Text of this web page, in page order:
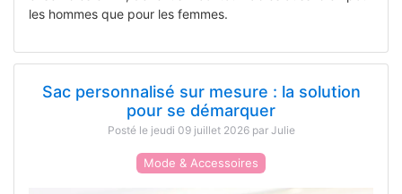
les hommes que pour les femmes.
Sac personnalisé sur mesure : la solution
pour se démarquer
Posté le jeudi 09 juillet 2026 par Julie
Mode & Accessoires